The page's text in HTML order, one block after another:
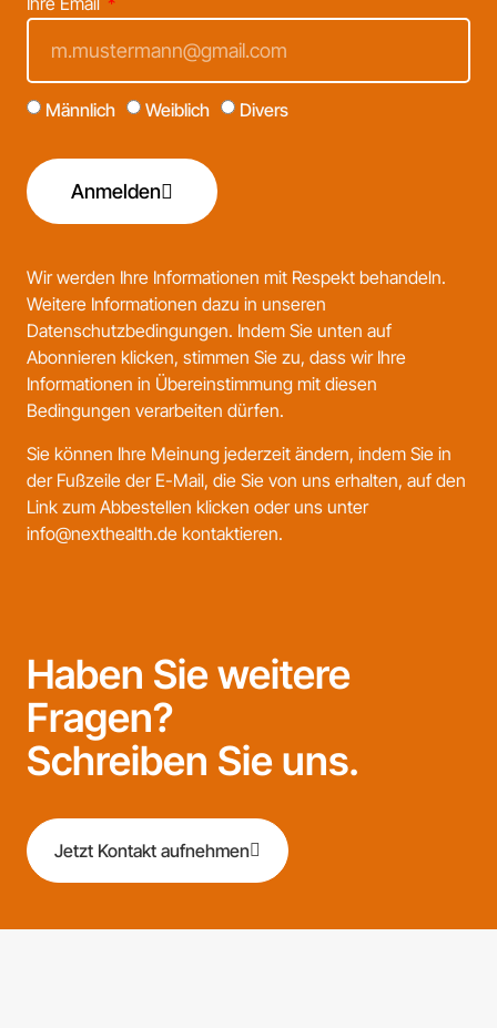
Männlich Weiblich Divers
Anmelden
Wir werden Ihre Informationen mit Respekt behandeln.
Weitere Informationen dazu in unseren
Datenschutzbedingungen. Indem Sie unten auf
Abonnieren klicken, stimmen Sie zu, dass wir Ihre
Informationen in Übereinstimmung mit diesen
Bedingungen verarbeiten dürfen.
Sie können Ihre Meinung jederzeit ändern, indem Sie in
der Fußzeile der E-Mail, die Sie von uns erhalten, auf den
Link zum Abbestellen klicken oder uns unter
info@nexthealth.de kontaktieren.
Haben Sie weitere
Fragen?
Schreiben Sie uns.
Jetzt Kontakt aufnehmen